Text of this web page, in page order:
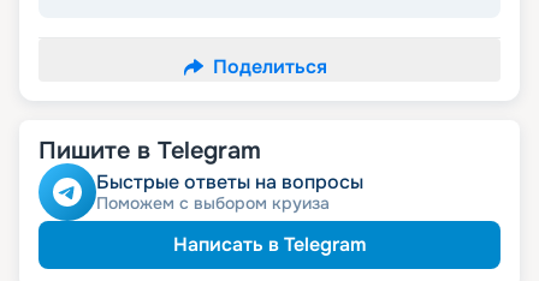
Поделиться
Пишите в Telegram
Быстрые ответы на вопросы
Поможем с выбором круиза
Написать в Telegram